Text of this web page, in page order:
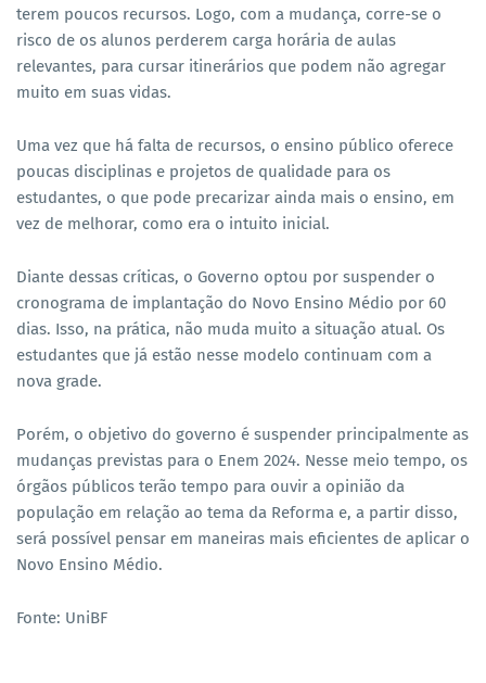
terem poucos recursos. Logo, com a mudança, corre-se o
risco de os alunos perderem carga horária de aulas
relevantes, para cursar itinerários que podem não agregar
muito em suas vidas.
Uma vez que há falta de recursos, o ensino público oferece
poucas disciplinas e projetos de qualidade para os
estudantes, o que pode precarizar ainda mais o ensino, em
vez de melhorar, como era o intuito inicial.
Diante dessas críticas, o Governo optou por suspender o
cronograma de implantação do Novo Ensino Médio por 60
dias. Isso, na prática, não muda muito a situação atual. Os
estudantes que já estão nesse modelo continuam com a
nova grade.
Porém, o objetivo do governo é suspender principalmente as
mudanças previstas para o Enem 2024. Nesse meio tempo, os
órgãos públicos terão tempo para ouvir a opinião da
população em relação ao tema da Reforma e, a partir disso,
será possível pensar em maneiras mais eficientes de aplicar o
Novo Ensino Médio.
Fonte: UniBF